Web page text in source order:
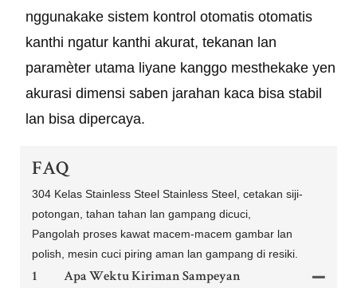
nggunakake sistem kontrol otomatis otomatis
kanthi ngatur kanthi akurat, tekanan lan
paramèter utama liyane kanggo mesthekake yen
akurasi dimensi saben jarahan kaca bisa stabil
lan bisa dipercaya.
FAQ
304 Kelas Stainless Steel Stainless Steel, cetakan siji-
potongan, tahan tahan lan gampang dicuci,
Pangolah proses kawat macem-macem gambar lan
polish, mesin cuci piring aman lan gampang di resiki.
1 Apa Wektu Kiriman Sampeyan